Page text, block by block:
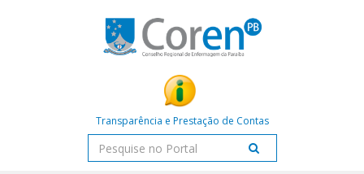
Transparência e Prestação de Contas